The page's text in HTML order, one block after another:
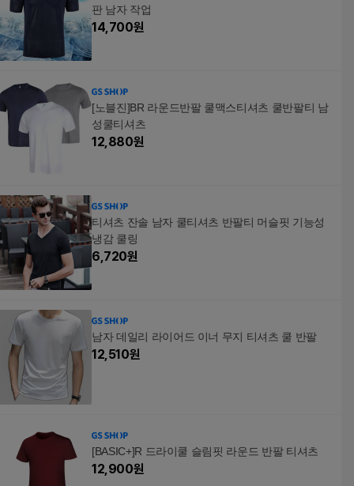
판 남자 작업
14,700원
[노블진]BR 라운드반팔 쿨맥스티셔츠 쿨반팔티 남
성쿨티셔츠
12,880원
티셔츠 잔솔 남자 쿨티셔츠 반팔티 머슬핏 기능성
냉감 쿨링
6,720원
남자 데일리 라이어드 이너 무지 티셔츠 쿨 반팔
12,510원
[BASIC+]R 드라이쿨 슬림핏 라운드 반팔 티셔츠
12,900원